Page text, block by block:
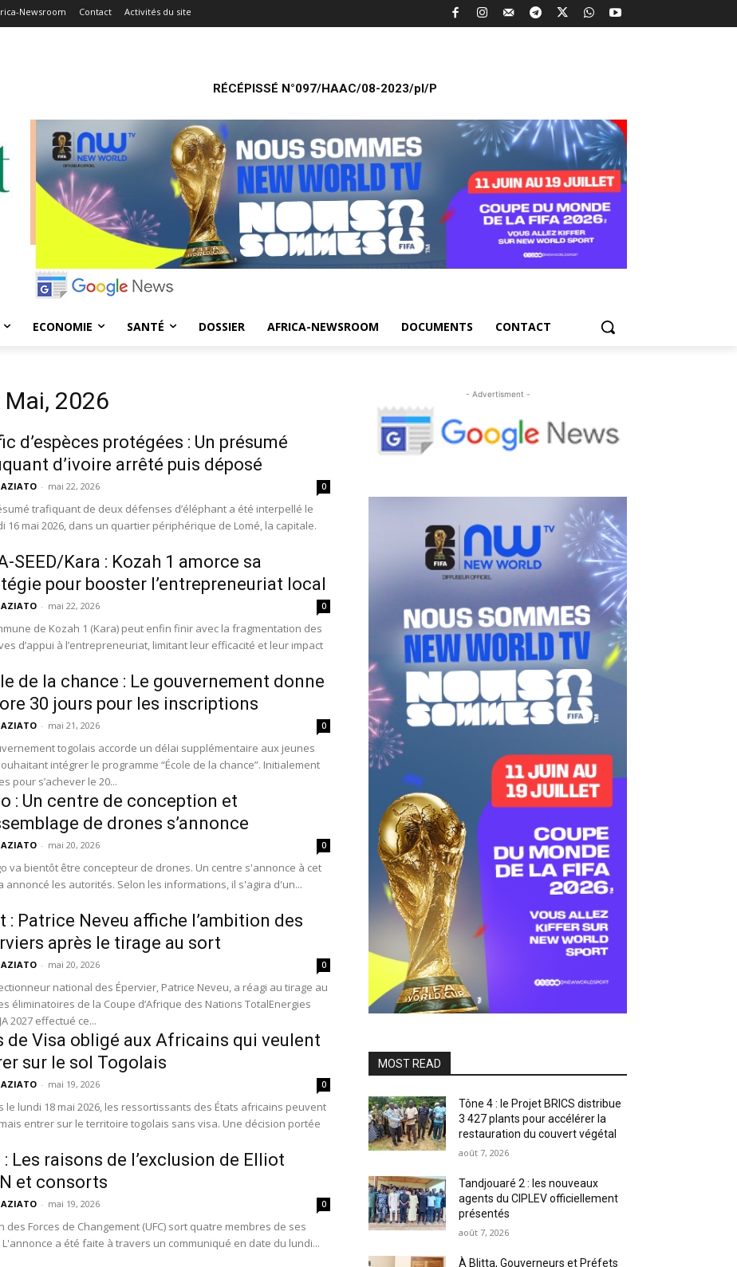
Newsroom Contact Activités du site
RÉCÉPISSÉ N°097/HAAC/08-2023/pl/P
ECONOMIE SANTÉ DOSSIER AFRICA-NEWSROOM DOCUMENTS CONTACT
2026
d’espèces protégées : Un présumé
d’ivoire arrêté puis déposé
- mai 22, 2026 0
trafiquant de deux défenses d’éléphant a été interpellé le
16 mai 2026, dans un quartier périphérique de Lomé, la capitale.
SEED/Kara : Kozah 1 amorce sa
pour booster l’entrepreneuriat local
- mai 22, 2026 0
de Kozah 1 (Kara) peut enfin finir avec la fragmentation des
d’appui à l’entrepreneuriat, limitant leur efficacité et leur impact
de la chance : Le gouvernement donne
30 jours pour les inscriptions
- mai 21, 2026 0
togolais accorde un délai supplémentaire aux jeunes
intégrer le programme “École de la chance”. Initialement
pour s’achever le 20...
: Un centre de conception et
de drones s’annonce
- mai 20, 2026 0
va bientôt être concepteur de drones. Un centre s'annonce à cet
annoncé les autorités. Selon les informations, il s'agira d'un...
: Patrice Neveu affiche l’ambition des
après le tirage au sort
- mai 20, 2026 0
national des Épervier, Patrice Neveu, a réagi au tirage au
éliminatoires de la Coupe d’Afrique des Nations TotalEnergies
2027 effectué ce...
de Visa obligé aux Africains qui veulent
sur le sol Togolais
- mai 19, 2026 0
le lundi 18 mai 2026, les ressortissants des États africains peuvent
entrer sur le territoire togolais sans visa. Une décision portée
: Les raisons de l’exclusion de Elliot
et consorts
- mai 19, 2026 0
des Forces de Changement (UFC) sort quatre membres de ses
L'annonce a été faite à travers un communiqué en date du lundi...
- Advertisment -
MOST READ
Tône 4 : le Projet BRICS distribue
3 427 plants pour accélérer la
restauration du couvert végétal
août 7, 2026
Tandjouaré 2 : les nouveaux
agents du CIPLEV officiellement
présentés
août 7, 2026
À Blitta, Gouverneurs et Préfets